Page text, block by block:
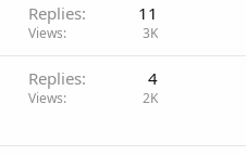
Replies 11
Views 3K
Replies 4
Views 2K